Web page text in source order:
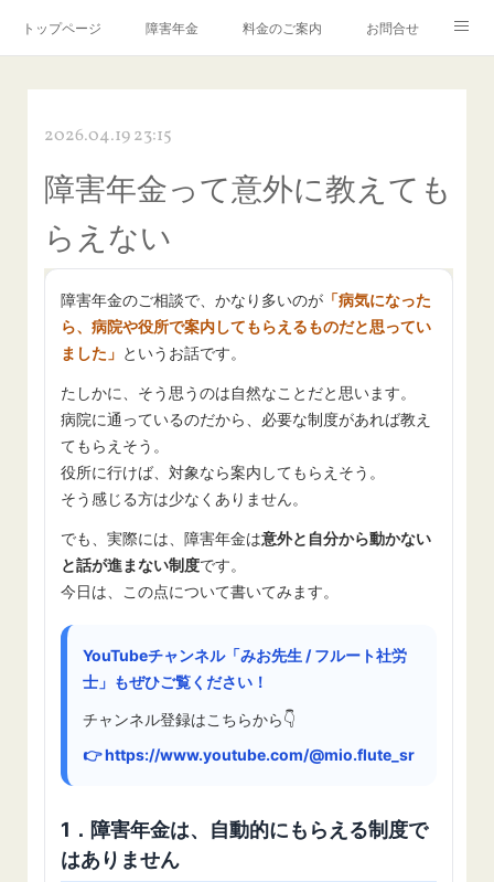
トップページ 障害年金 料金のご案内 お問合せ
2026.04.19 23:15
障害年金って意外に教えても
らえない